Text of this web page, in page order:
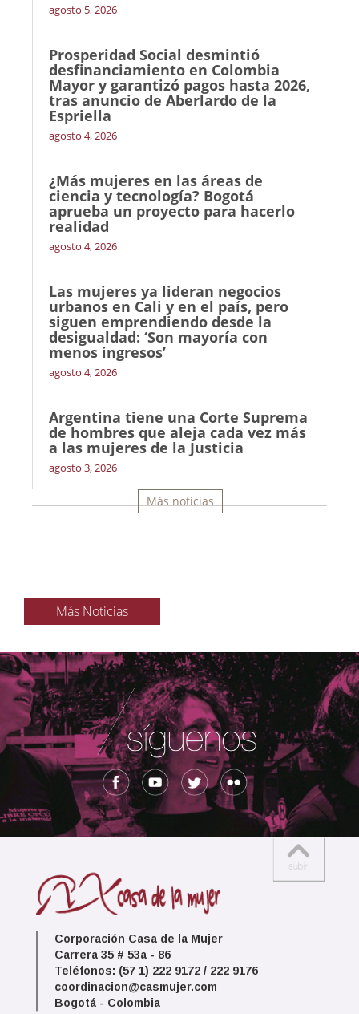
agosto 5, 2026
Prosperidad Social desmintió
desfinanciamiento en Colombia
Mayor y garantizó pagos hasta 2026,
tras anuncio de Aberlardo de la
Espriella
agosto 4, 2026
¿Más mujeres en las áreas de
ciencia y tecnología? Bogotá
aprueba un proyecto para hacerlo
realidad
agosto 4, 2026
Las mujeres ya lideran negocios
urbanos en Cali y en el país, pero
siguen emprendiendo desde la
desigualdad: ‘Son mayoría con
menos ingresos’
agosto 4, 2026
Argentina tiene una Corte Suprema
de hombres que aleja cada vez más
a las mujeres de la Justicia
agosto 3, 2026
Más noticias
Más Noticias
Corporación Casa de la Mujer
Carrera 35 # 53a - 86
Teléfonos: (57 1) 222 9172 / 222 9176
coordinacion@casmujer.com
Bogotá - Colombia